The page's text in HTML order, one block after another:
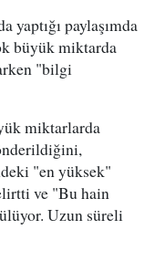
yaptığı paylaşımda
büyük miktarda
"bilgi
miktarlarda
"en yüksek"
ve "Bu hain
Uzun süreli